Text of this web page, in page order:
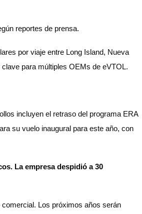
reportes de prensa.
por viaje entre Long Island, Nueva
para múltiples OEMs de eVTOL.
incluyen el retraso del programa ERA
su vuelo inaugural para este año, con
La empresa despidió a 30
Los próximos años serán